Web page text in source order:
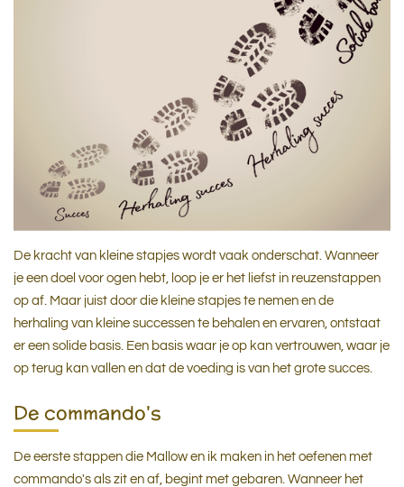
De kracht van kleine stapjes wordt vaak onderschat. Wanneer
je een doel voor ogen hebt, loop je er het liefst in reuzenstappen
op af. Maar juist door die kleine stapjes te nemen en de
herhaling van kleine successen te behalen en ervaren, ontstaat
er een solide basis. Een basis waar je op kan vertrouwen, waar je
op terug kan vallen en dat de voeding is van het grote succes.
De commando's
De eerste stappen die Mallow en ik maken in het oefenen met
commando's als zit en af, begint met gebaren. Wanneer het